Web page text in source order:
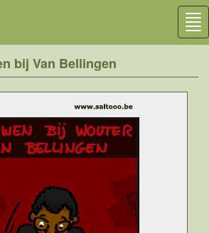
bij Van Bellingen